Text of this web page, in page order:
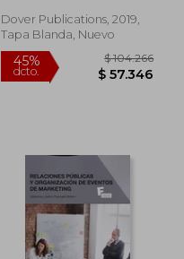
Dover Publications, 2019,
Tapa Blanda, Nuevo